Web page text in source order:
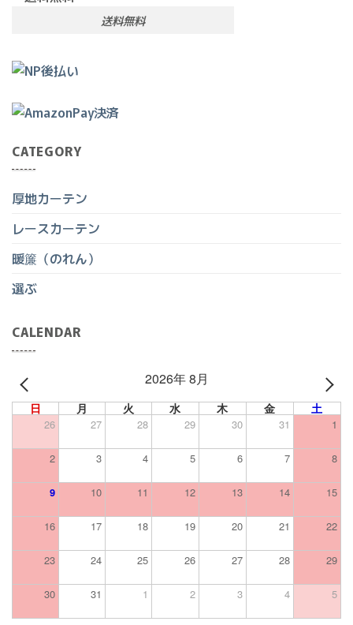
送料無料
CATEGORY
厚地カーテン
レースカーテン
暖簾（のれん）
選ぶ
CALENDAR
2026年 8月
日 月 火 水 木 金 土
26 27 28 29 30 31 1
2 3 4 5 6 7 8
9 10 11 12 13 14 15
16 17 18 19 20 21 22
23 24 25 26 27 28 29
30 31 1 2 3 4 5